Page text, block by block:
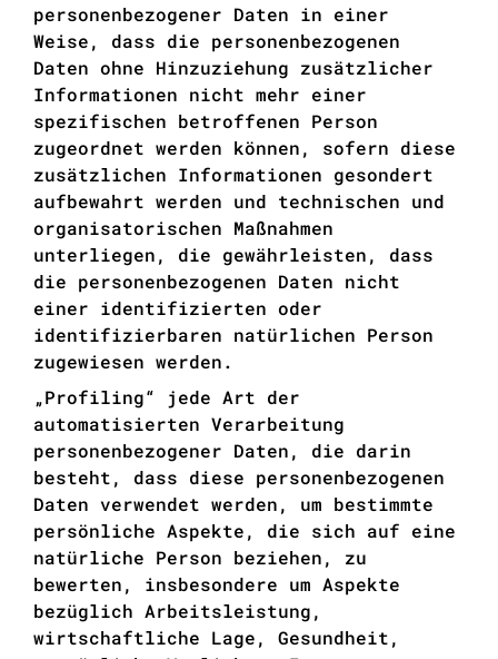
personenbezogener Daten in einer
Weise, dass die personenbezogenen
Daten ohne Hinzuziehung zusätzlicher
Informationen nicht mehr einer
spezifischen betroffenen Person
zugeordnet werden können, sofern diese
zusätzlichen Informationen gesondert
aufbewahrt werden und technischen und
organisatorischen Maßnahmen
unterliegen, die gewährleisten, dass
die personenbezogenen Daten nicht
einer identifizierten oder
identifizierbaren natürlichen Person
zugewiesen werden.
„Profiling“ jede Art der
automatisierten Verarbeitung
personenbezogener Daten, die darin
besteht, dass diese personenbezogenen
Daten verwendet werden, um bestimmte
persönliche Aspekte, die sich auf eine
natürliche Person beziehen, zu
bewerten, insbesondere um Aspekte
bezüglich Arbeitsleistung,
wirtschaftliche Lage, Gesundheit,